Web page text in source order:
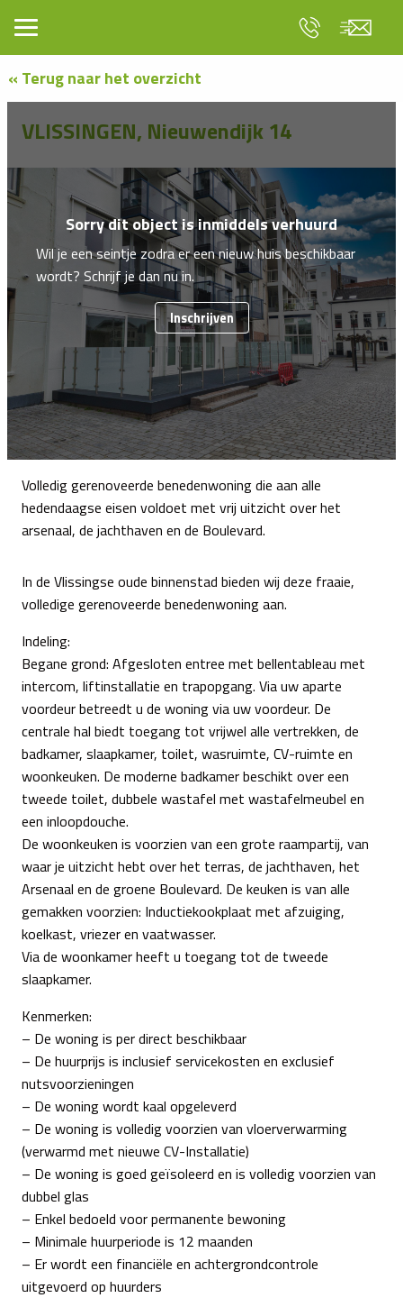
« Terug naar het overzicht
Sorry dit object is inmiddels verhuurd
Wil je een seintje zodra er een nieuw huis beschikbaar
wordt? Schrijf je dan nu in.
Inschrijven
VLISSINGEN, Nieuwendijk 14
Volledig gerenoveerde benedenwoning die aan alle
hedendaagse eisen voldoet met vrij uitzicht over het
arsenaal, de jachthaven en de Boulevard.
In de Vlissingse oude binnenstad bieden wij deze fraaie,
volledige gerenoveerde benedenwoning aan.
Indeling:
Begane grond: Afgesloten entree met bellentableau met
intercom, liftinstallatie en trapopgang. Via uw aparte
voordeur betreedt u de woning via uw voordeur. De
centrale hal biedt toegang tot vrijwel alle vertrekken, de
badkamer, slaapkamer, toilet, wasruimte, CV-ruimte en
woonkeuken. De moderne badkamer beschikt over een
tweede toilet, dubbele wastafel met wastafelmeubel en
een inloopdouche.
De woonkeuken is voorzien van een grote raampartij, van
waar je uitzicht hebt over het terras, de jachthaven, het
Arsenaal en de groene Boulevard. De keuken is van alle
gemakken voorzien: Inductiekookplaat met afzuiging,
koelkast, vriezer en vaatwasser.
Via de woonkamer heeft u toegang tot de tweede
slaapkamer.
Kenmerken:
– De woning is per direct beschikbaar
– De huurprijs is inclusief servicekosten en exclusief
nutsvoorzieningen
– De woning wordt kaal opgeleverd
– De woning is volledig voorzien van vloerverwarming
(verwarmd met nieuwe CV-Installatie)
– De woning is goed geïsoleerd en is volledig voorzien van
dubbel glas
– Enkel bedoeld voor permanente bewoning
– Minimale huurperiode is 12 maanden
– Er wordt een financiële en achtergrondcontrole
uitgevoerd op huurders